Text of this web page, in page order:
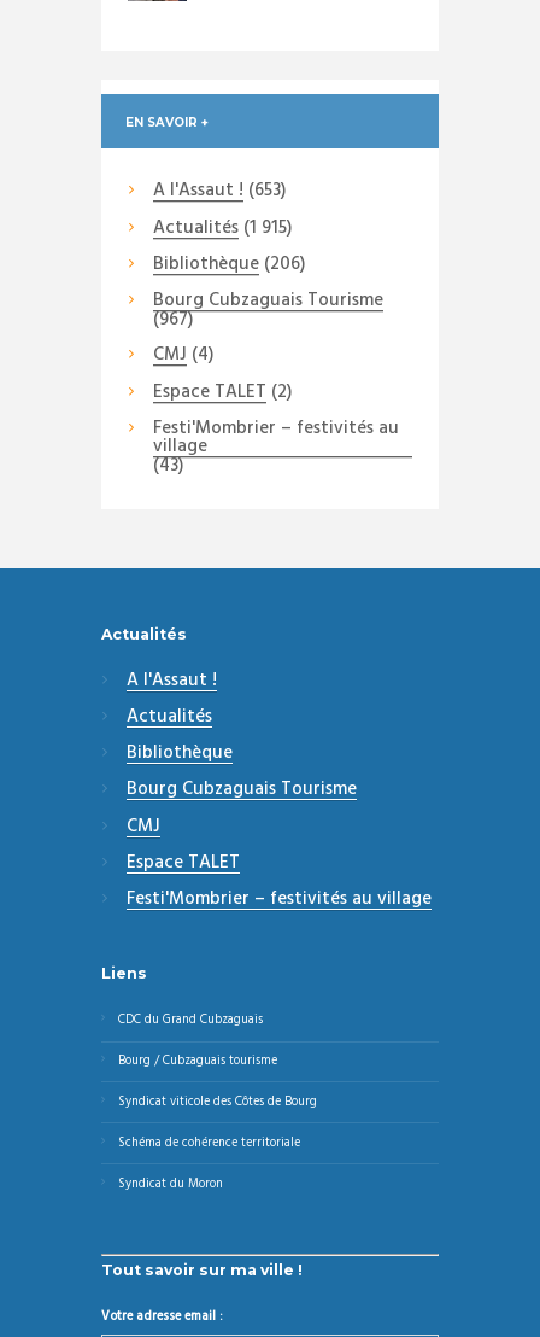
EN SAVOIR +
A l'Assaut ! (653)
Actualités(1 915)
Bibliothèque(206)
Bourg Cubzaguais Tourisme
(967)
CMJ (4)
Espace TALET (2)
Festi'Mombrier – festivités au
village
(43)
Actualités
A l'Assaut !
Actualités
Bibliothèque
Bourg Cubzaguais Tourisme
CMJ
Espace TALET
Festi'Mombrier – festivités au village
Liens
CDC du Grand Cubzaguais
Bourg / Cubzaguais tourisme
Syndicat viticole des Côtes de Bourg
Schéma de cohérence territoriale
Syndicat du Moron
Tout savoir sur ma ville !
Votre adresse email :